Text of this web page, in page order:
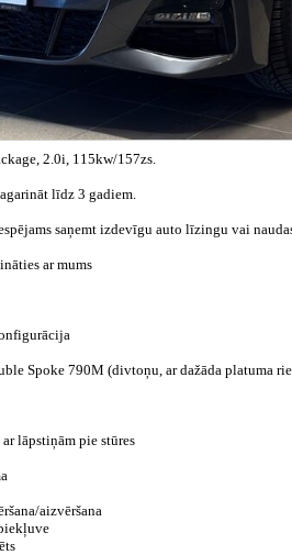
2.0i, 115kw/157zs.
līdz 3 gadiem.
saņemt izdevīgu auto līzingu vai
ar mums
Spoke 790M (divtoņu, ar dažāda platuma
lāpstiņām pie stūres
aizvēršana